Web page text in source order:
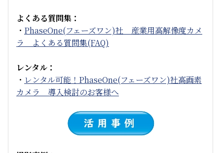
よくある質問集：
・ PhaseOne(フェーズワン)社 産業用高解像度カメ
ラ よくある質問集(FAQ)
レンタル：
・ レンタル可能！PhaseOne(フェーズワン)社高画素
カメラ 導入検討のお客様へ